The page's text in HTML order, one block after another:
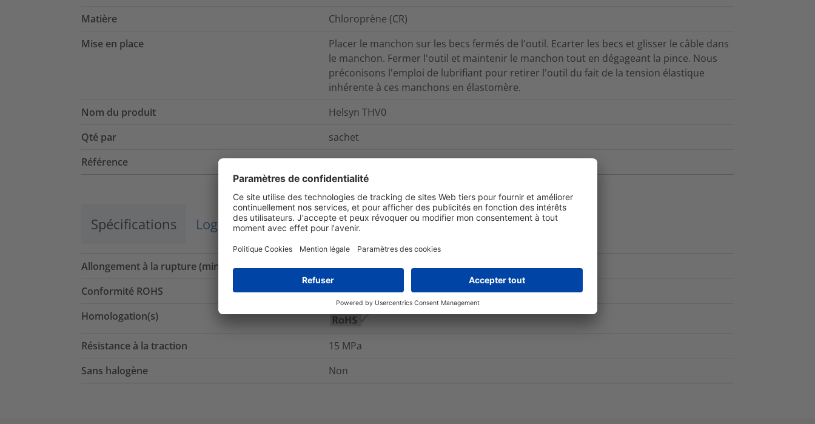
Matière
Chloroprène (CR)
Mise en place
Placer le manchon sur les becs fermés de l'outil. Ecarter les becs et glisser le câble dans
le manchon. Fermer l'outil et maintenir le manchon tout en dégageant la pince. Nous
préconisons l'emploi de lubrifiant pour retirer l'outil du fait de la tension élastique
inhérente à ces manchons en élastomère.
Nom du produit
Helsyn THV0
Qté par
sachet
Référence
THV0-170X50BU
Spécifications Logistique et emballage Pour plus d'information
Allongement à la rupture (min.) 500%
Conformité ROHS
Oui
Homologation(s)
Résistance à la traction 15 MPa
Sans halogène
Non